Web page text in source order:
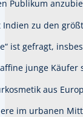
Publikum
zu den
ist gefragt,
junge Käufer
aus
im urbanen